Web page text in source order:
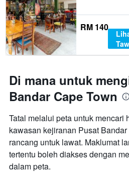
RM 140
Di mana untuk
Bandar Cape Town
Tatal melalui peta untuk mencari
kawasan kejiranan Pusat
rancang untuk lawat. Maklumat
tertentu boleh diakses dengan
dalam peta.